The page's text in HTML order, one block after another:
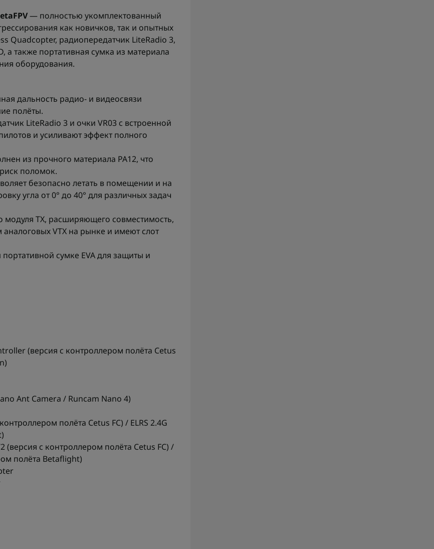
— полностью укомплектованный
как новичков, так и опытных
Quadcopter, радиопередатчик LiteRadio 3,
а также портативная сумка из материала
оборудования.
дальность радио- и видеосвязи
полёты.
LiteRadio 3 и очки VR03 с встроенной
и усиливают эффект полного
из прочного материала PA12, что
поломок.
безопасно летать в помещении и на
угла от 0° до 40° для различных задач
модуля TX, расширяющего совместимость,
VTX на рынке и имеют слот
сумке EVA для защиты и
(версия с контроллером полёта Cetus
Ant Camera / Runcam Nano 4)
полёта Cetus FC) / ELRS 2.4G
(версия с контроллером полёта Cetus FC) /
полёта Betaflight)